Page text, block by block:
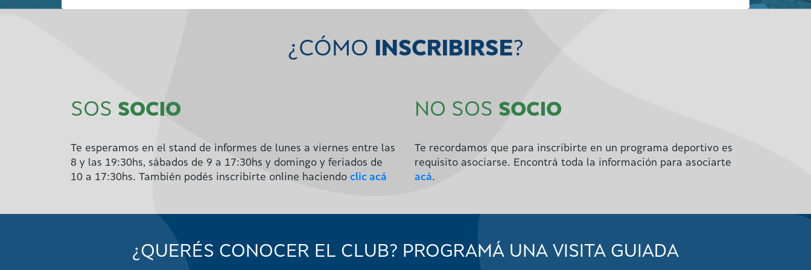
¿CÓMO INSCRIBIRSE?
SOS SOCIO
Te esperamos en el stand de informes de lunes a viernes entre las
8 y las 19:30hs, sábados de 9 a 17:30hs y domingo y feriados de
10 a 17:30hs. También podés inscribirte online haciendo clic acá
NO SOS SOCIO
Te recordamos que para inscribirte en un programa deportivo es
requisito asociarse. Encontrá toda la información para asociarte
acá.
¿QUERÉS CONOCER EL CLUB? PROGRAMÁ UNA VISITA GUIADA